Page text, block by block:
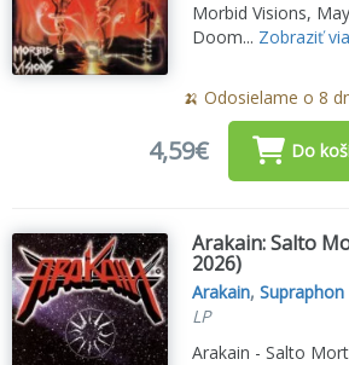
Morbid Visions,
Doom... Zobraziť
🍌 Odosielame o 8
4,59€ Do
Arakain: Salto
2026)
Arakain,Supraphon
LP
Arakain - Salto